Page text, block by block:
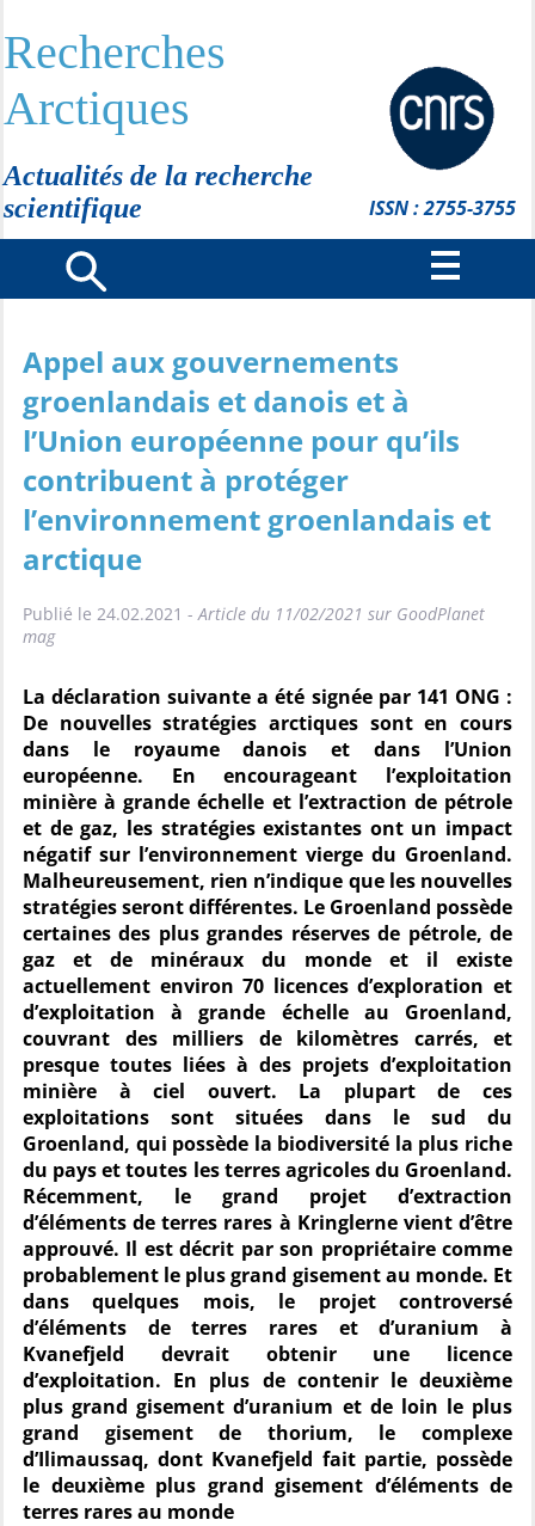
Recherches
Arctiques
Actualités de la recherche
scientifique
ISSN : 2755-3755
Appel aux gouvernements
groenlandais et danois et à
l’Union européenne pour qu’ils
contribuent à protéger
l’environnement groenlandais et
arctique
Publié le 24.02.2021 -Article du 11/02/2021 sur GoodPlanet
mag
La déclaration suivante a été signée par 141 ONG :
De nouvelles stratégies arctiques sont en cours
dans le royaume danois et dans l’Union
européenne. En encourageant l’exploitation
minière à grande échelle et l’extraction de pétrole
et de gaz, les stratégies existantes ont un impact
négatif sur l’environnement vierge du Groenland.
Malheureusement, rien n’indique que les nouvelles
stratégies seront différentes. Le Groenland possède
certaines des plus grandes réserves de pétrole, de
gaz et de minéraux du monde et il existe
actuellement environ 70 licences d’exploration et
d’exploitation à grande échelle au Groenland,
couvrant des milliers de kilomètres carrés, et
presque toutes liées à des projets d’exploitation
minière à ciel ouvert. La plupart de ces
exploitations sont situées dans le sud du
Groenland, qui possède la biodiversité la plus riche
du pays et toutes les terres agricoles du Groenland.
Récemment, le grand projet d’extraction
d’éléments de terres rares à Kringlerne vient d’être
approuvé. Il est décrit par son propriétaire comme
probablement le plus grand gisement au monde. Et
dans quelques mois, le projet controversé
d’éléments de terres rares et d’uranium à
Kvanefjeld devrait obtenir une licence
d’exploitation. En plus de contenir le deuxième
plus grand gisement d’uranium et de loin le plus
grand gisement de thorium, le complexe
d’Ilimaussaq, dont Kvanefjeld fait partie, possède
le deuxième plus grand gisement d’éléments de
terres rares au monde